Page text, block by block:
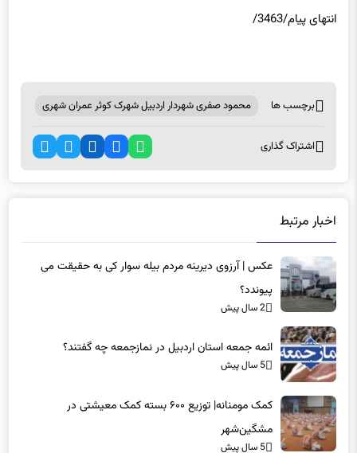
انتهای پیام/3463/
برچسب ها محمود صفری شهردار اردبیل شهرک کوثر عمران شهری
اشتراک گذاری
اخبار مرتبط
عکس | آرزوی دیرینه مردم بیله سوار کی به حقیقت می
پیوندد؟
2 سال پیش
ائمه جمعه استان اردبیل در نمازجمعه چه گفتند؟
5 سال پیش
کمک مومنانه| توزیع ۶۰۰ بسته کمک معیشتی در
مشگین‌شهر
5 سال پیش